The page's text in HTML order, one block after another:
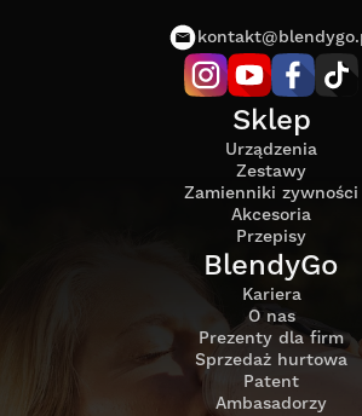
Sklep
Urządzenia
Zestawy
Zamienniki zywności
Akcesoria
Przepisy
BlendyGo
Kariera
O nas
Prezenty dla firm
Sprzedaż hurtowa
Patent
Ambasadorzy